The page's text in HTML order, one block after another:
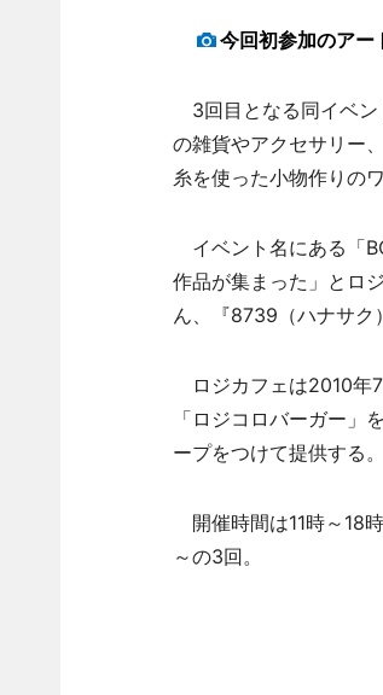
今回初参加のアー
3回目となる同イベン
の雑貨やアクセサリー
糸を使った小物作りの
イベント名にある「
作品が集まった」とロ
ん、『8739（ハナサ
ロジカフェは2010年
「ロジコロバーガー」
ープをつけて提供する。
開催時間は11時～18
～の3回。